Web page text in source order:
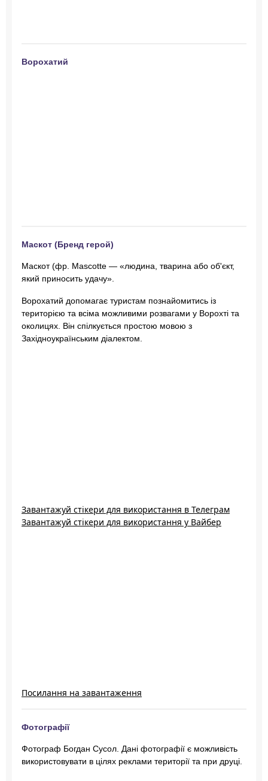
Ворохатий
Маскот (Бренд герой)
Маскот (фр. Mascotte — «людина, тварина або об'єкт,
який приносить удачу».
Ворохатий допомагає туристам познайомитись із
територією та всіма можливими розвагами у Ворохті та
околицях. Він спілкується простою мовою з
Західноукраїнським діалектом.
Завантажуй стікери для використання в Телеграм
Завантажуй стікери для використання у Вайбер
Посилання на завантаження
Фотографії
Фотограф Богдан Сусол. Дані фотографії є можливість
використовувати в цілях реклами території та при друці.